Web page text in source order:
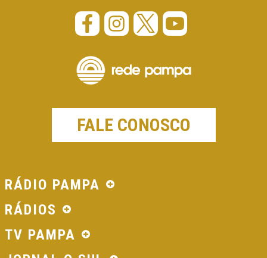
FALE CONOSCO
RÁDIO PAMPA
RÁDIOS
TV PAMPA